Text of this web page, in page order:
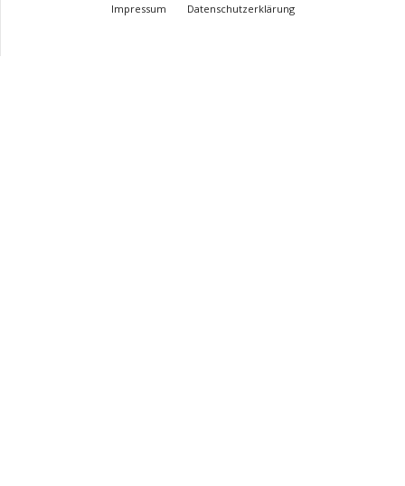
Impressum
Datenschutzerklärung